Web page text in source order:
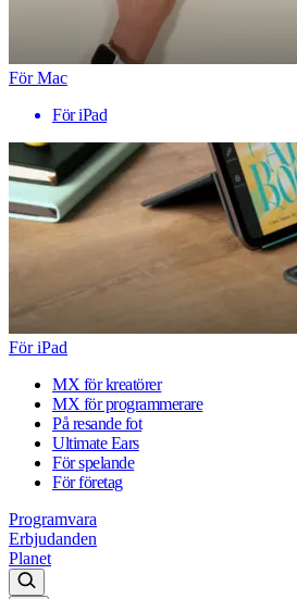
För Mac
För iPad
För iPad
MX för kreatörer
MX för programmerare
På resande fot
Ultimate Ears
För spelande
För företag
Programvara
Erbjudanden
Planet